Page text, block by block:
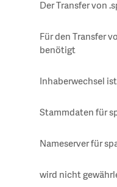
Der Transfer von
Für den Transfer
benötigt
Inhaberwechsel
Stammdaten für
Nameserver für
wird nicht